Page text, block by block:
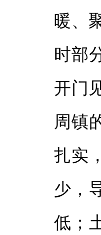
暖、
时部
开门
周镇
扎实
少，
低；